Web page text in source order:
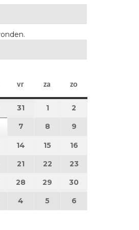
donderdag
vr vrijdag
za zaterdag
zo
juli 2026
31 31 juli 2026
11 augustus 2026
2
2026
6 augustus 2026
7 7 augustus 2026
8 8 augustus 2026
9
2026
13 augustus 2026
14 14 augustus 2026
15 15 augustus 2026
16
2026
20 augustus 2026
21 21 augustus 2026
22 22 augustus 2026
23
2026
27 augustus 2026
28 28 augustus 2026
29 29 augustus 2026
30
2026
3 september 2026
4 4 september 2026
5 5 september 2026
6